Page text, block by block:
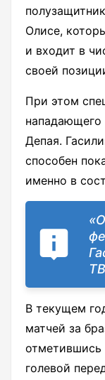
Олисе,
и входит в
своей
При этом
Депая.
способен
именно в
В текущем
матчей за
голевой